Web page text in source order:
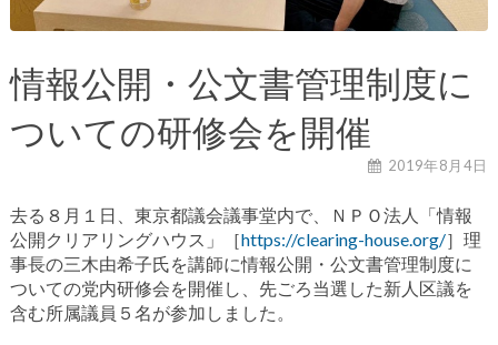
情報公開・公文書管理制度に
ついての研修会を開催
2019年8月4日
去る８月１日、東京都議会議事堂内で、ＮＰＯ法人「情報
公開クリアリングハウス」［https://clearing-house.org/］理
事長の三木由希子氏を講師に情報公開・公文書管理制度に
ついての党内研修会を開催し、先ごろ当選した新人区議を
含む所属議員５名が参加しました。